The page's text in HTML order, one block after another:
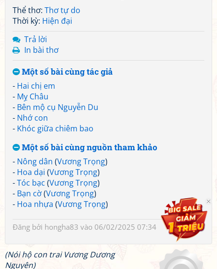
Thể thơ: Thơ tự do
Thời kỳ: Hiện đại
Trả lời
In bài thơ
Một số bài cùng tác giả
- Hai chị em
- Mỵ Châu
- Bên mộ cụ Nguyễn Du
- Nhớ con
- Khóc giữa chiêm bao
Một số bài cùng nguồn tham khảo
- Nông dân (Vương Trọng)
- Hoa dại (Vương Trọng)
-Tóc bạc (Vương Trọng)
- Bạn cờ(Vương Trọng)
- Hoa nhựa (Vương Trọng)
Đăng bởi hongha83 vào 06/02/2025 07:34
(Nói hộ con trai Vương Dương
Nguyên)